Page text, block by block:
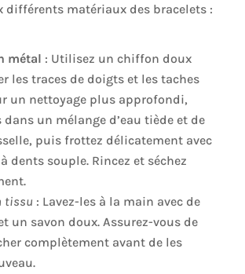
différents matériaux des bracelets :
métal : Utilisez un chiffon doux
les traces de doigts et les taches
un nettoyage plus approfondi,
un mélange d’eau tiède et de
puis frottez délicatement avec
dents souple. Rincez et séchez
tissu : Lavez-les à la main avec de
un savon doux. Assurez-vous de
complètement avant de les